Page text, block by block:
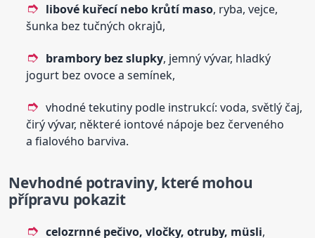
libové kuřecí nebo krůtí maso, ryba, vejce,
šunka bez tučných okrajů,
brambory bez slupky, jemný vývar, hladký
jogurt bez ovoce a semínek,
vhodné tekutiny podle instrukcí: voda, světlý čaj,
čirý vývar, některé iontové nápoje bez červeného
a fialového barviva.
Nevhodné potraviny, které mohou
přípravu pokazit
celozrnné pečivo, vločky, otruby, müsli,